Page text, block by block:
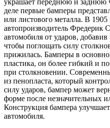
украшает переднюю и заднюю
деле первые бамперы
или листового металла. В 1905
автопроизводитель Фредерик
автомобиля от ударов,
чтобы поглощать силу
прижилась. Бамперы в
пластика, он более гибкий и
при столкновении.
из пенопласта, который
силу ударов, бампер может
форме после незначительных
Конструкция бампера
автомобиля.